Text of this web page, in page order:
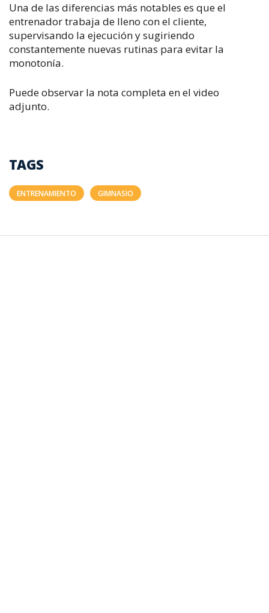
Una de las diferencias más notables es que el
entrenador trabaja de lleno con el cliente,
supervisando la ejecución y sugiriendo
constantemente nuevas rutinas para evitar la
monotonía.
Puede observar la nota completa en el video
adjunto.
TAGS
ENTRENAMIENTO GIMNASIO